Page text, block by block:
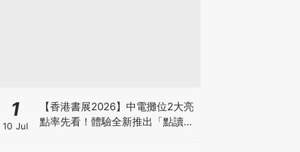
1
10 Jul
【香港書展2026】中電攤位2大亮
點率先看！體驗全新推出「點讀故